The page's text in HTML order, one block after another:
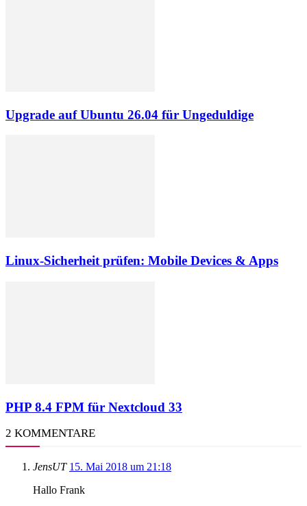
Upgrade auf Ubuntu 26.04 für Ungeduldige
Linux-Sicherheit prüfen: Mobile Devices & Apps
PHP 8.4 FPM für Nextcloud 33
2 KOMMENTARE
JensUT 15. Mai 2018 um 21:18
Hallo Frank